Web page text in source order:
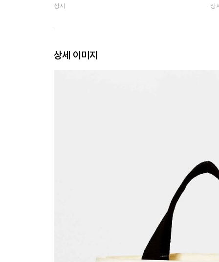
상시 상
상세 이미지